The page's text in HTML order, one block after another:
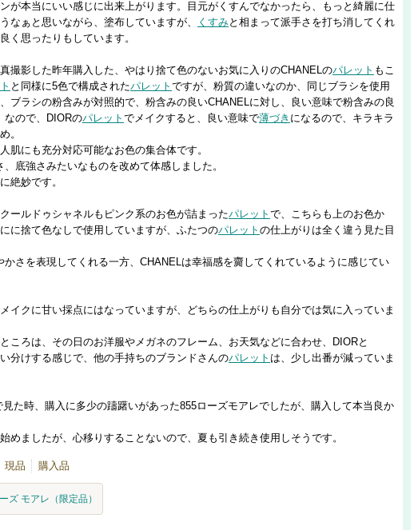
が本当にいい感じに出来上がります。目元がくすんでなかったら、もっと綺麗に仕
なぁと思いながら、塗布していますが、
くすみと相まって派手さを打ち消してくれ
く思ったりもしています。
撮影した昨年購入した、やはり捨て色のないお気に入りのCHANELのパレット もこ
と同様に5色で構成されたパレット ですが、粉質の違いなのか、同じブラシを使用
ブラシの粉含みが対照的で、粉含みの良いCHANELに対し、良い意味で粉含みの良
なので、DIORのパレット でメイクすると、良い意味で薄づき になるので、キラキラ
。
肌にも充分対応可能なお色の集合体です。
、底強さみたいなものを改めて体感しました。
絶妙です。
ールドゥシャネルもピンク系のお色が詰まったパレット で、こちらも上のお色か
に捨て色なしで使用していますが、ふたつのパレット の仕上がりは全く違う見た目
かさを表現してくれる一方、CHANELは幸福感を齎してくれているように感じてい
イクに甘い採点にはなっていますが、どちらの仕上がりも自分では気に入っていま
ころは、その日のお洋服やメガネのフレーム、お天気などに合わせ、DIORと
分けする感じで、他の手持ちのブランドさんのパレット は、少し出番が減っていま
た時、購入に多少の躊躇いがあった855ローズモアレでしたが、購入して本当良か
めましたが、心移りすることないので、夏も引き続き使用しそうです。
現品 購入品
ズ モアレ（限定品）